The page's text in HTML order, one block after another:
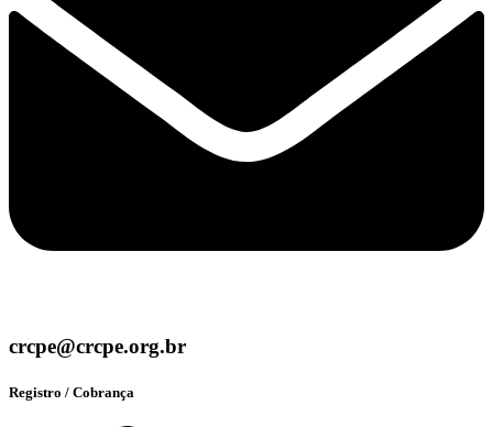
crcpe@crcpe.org.br
Registro / Cobrança